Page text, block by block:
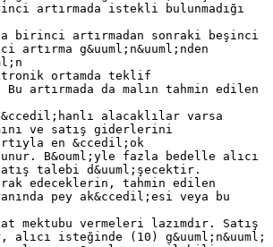
artırmada istekli bulunmadığı
birinci artırmadan sonraki beşinci
artırma g&uuml;n&uuml;nden
ortamda teklif
artırmada da malın tahmin edilen
alacaklılar varsa
ve satış giderlerini
en &ccedil;ok
B&ouml;yle fazla bedelle alıcı
talebi d&uuml;şecektir.
edeceklerin, tahmin edilen
pey ak&ccedil;esi veya bu
mektubu vermeleri lazımdır. Satış
isteğinde (10) g&uuml;n&uuml;